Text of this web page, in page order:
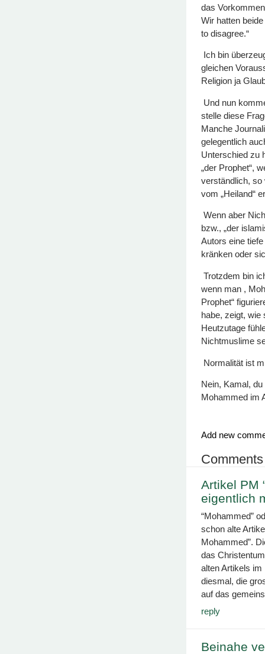
das
Wir hatten
to disagree.“
Ich bin
gleichen
Religion ja
Und nun
stelle diese
Manche
gelegentlich
Unterschied zu
„der Prophet“,
verständlich, so
vom „Heiland“
Wenn aber
bzw., „der
Autors eine
kränken oder
Trotzdem bin
wenn man ,
Prophet“
habe, zeigt, wie
Heutzutage
Nichtmuslime
Normalität ist
Nein, Kamal,
Mohammed im
Add new
Comments
Artikel PM
eigentlich
“Mohammed”
schon alte
Mohammed”.
das
alten Artikels im
diesmal, die
auf das
reply
Beinahe